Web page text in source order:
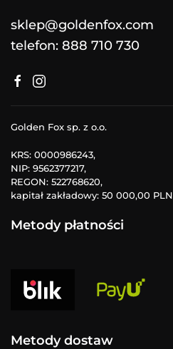
sklep@goldenfox.com
telefon: 888 710 730
Golden Fox sp. z o.o.
KRS: 0000986243,
NIP: 9562377217,
REGON: 522768620,
kapitał zakładowy: 50 000,00 PLN
Metody płatności
Metody dostaw